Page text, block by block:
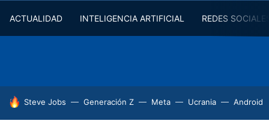
ACTUALIDAD INTELIGENCIA ARTIFICIAL REDES
HOY SE HABLA DE
Steve Jobs Generación Z Meta Ucrania Android